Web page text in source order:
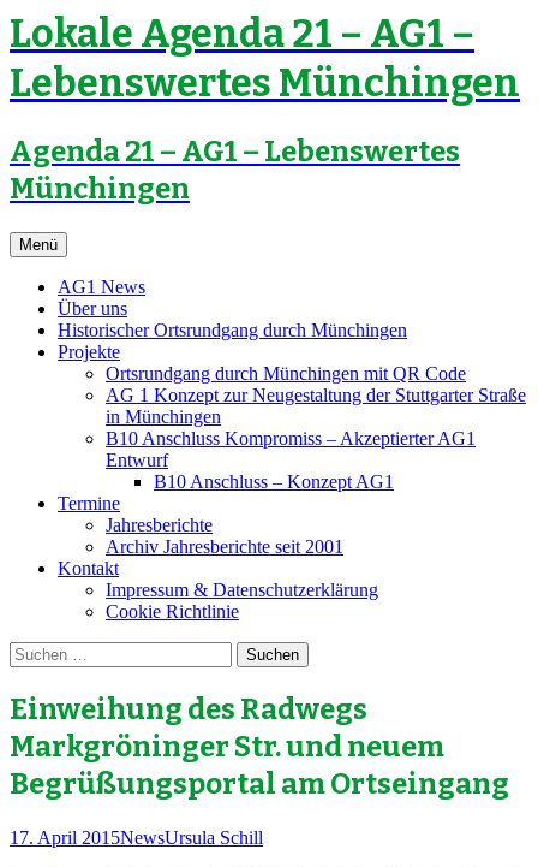
Lokale Agenda 21 – AG1 –
Lebenswertes Münchingen
Agenda 21 – AG1 – Lebenswertes
Münchingen
Menü Zum
Inhalt
springen
AG1 News
Über uns
Historischer Ortsrundgang durch Münchingen
Projekte
Ortsrundgang durch Münchingen mit QR Code
AG 1 Konzept zur Neugestaltung der Stuttgarter Straße
in Münchingen
B10 Anschluss Kompromiss – Akzeptierter AG1
Entwurf
B10 Anschluss – Konzept AG1
Termine
Jahresberichte
Archiv Jahresberichte seit 2001
Kontakt
Impressum & Datenschutzerklärung
Cookie Richtlinie
Suchen
nach:
Einweihung des Radwegs
Markgröninger Str. und neuem
Begrüßungsportal am Ortseingang
17. April 2015NewsUrsula Schill